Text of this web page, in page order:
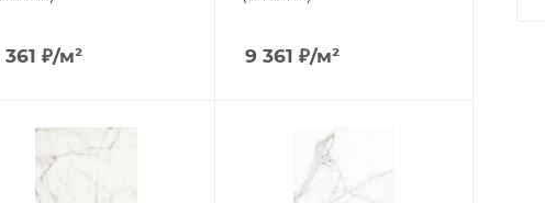
₽/м² 9 361 ₽/м²